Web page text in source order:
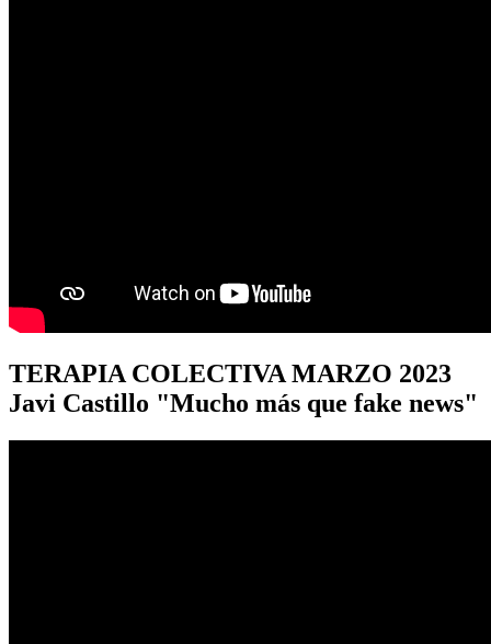
TERAPIA COLECTIVA MARZO 2023
Javi Castillo "Mucho más que fake news"